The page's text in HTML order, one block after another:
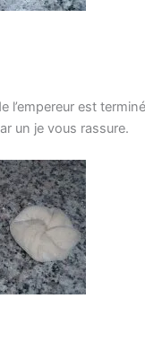
l’empereur est
un je vous rassure.